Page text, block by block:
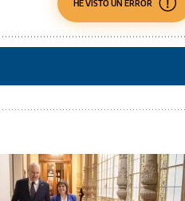
HE VISTO UN ERROR